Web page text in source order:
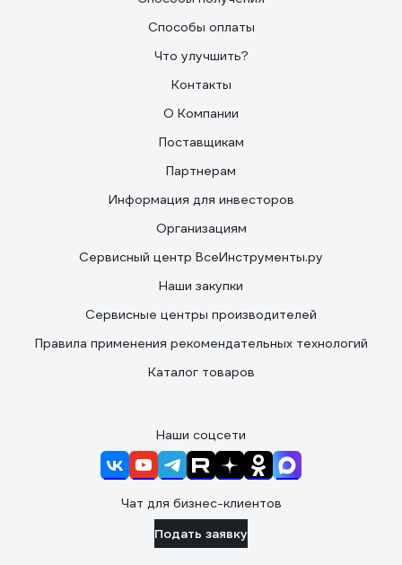
Способы оплаты
Что улучшить?
Контакты
О Компании
Поставщикам
Партнерам
Информация для инвесторов
Организациям
Сервисный центр ВсеИнструменты.ру
Наши закупки
Сервисные центры производителей
Правила применения рекомендательных технологий
Каталог товаров
Наши соцсети
Чат для бизнес-клиентов
Подать заявку